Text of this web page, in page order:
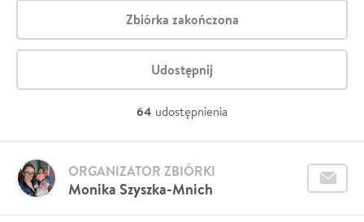
Zbiórka zakończona
Udostępnij
64 udostępnienia
Monika Szyszka-Mnich
ORGANIZATOR ZBIÓRKI